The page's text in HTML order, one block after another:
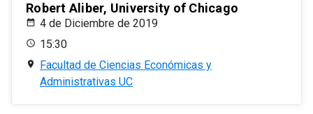
Robert Aliber, University of Chicago
4 de Diciembre de 2019
15:30
Facultad de Ciencias Económicas y
Administrativas UC